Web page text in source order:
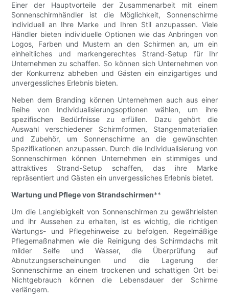
Einer der Hauptvorteile der Zusammenarbeit mit einem
Sonnenschirmhändler ist die Möglichkeit, Sonnenschirme
individuell an Ihre Marke und Ihren Stil anzupassen. Viele
Händler bieten individuelle Optionen wie das Anbringen von
Logos, Farben und Mustern an den Schirmen an, um ein
einheitliches und markengerechtes Strand-Setup für Ihr
Unternehmen zu schaffen. So können sich Unternehmen von
der Konkurrenz abheben und Gästen ein einzigartiges und
unvergessliches Erlebnis bieten.
Neben dem Branding können Unternehmen auch aus einer
Reihe von Individualisierungsoptionen wählen, um ihre
spezifischen Bedürfnisse zu erfüllen. Dazu gehört die
Auswahl verschiedener Schirmformen, Stangenmaterialien
und Zubehör, um Sonnenschirme an die gewünschten
Spezifikationen anzupassen. Durch die Individualisierung von
Sonnenschirmen können Unternehmen ein stimmiges und
attraktives Strand-Setup schaffen, das ihre Marke
repräsentiert und Gästen ein unvergessliches Erlebnis bietet.
Wartung und Pflege von Strandschirmen**
Um die Langlebigkeit von Sonnenschirmen zu gewährleisten
und ihr Aussehen zu erhalten, ist es wichtig, die richtigen
Wartungs- und Pflegehinweise zu befolgen. Regelmäßige
Pflegemaßnahmen wie die Reinigung des Schirmdachs mit
milder Seife und Wasser, die Überprüfung auf
Abnutzungserscheinungen und die Lagerung der
Sonnenschirme an einem trockenen und schattigen Ort bei
Nichtgebrauch können die Lebensdauer der Schirme
verlängern.